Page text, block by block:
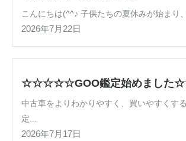
こんにちは(^^♪ 子供たちの夏休みが始まり
2026年7月22日
☆☆☆☆☆GOO鑑定始めまし
中古車をよりわかりやすく、買いやすくす
定...
2026年7月17日